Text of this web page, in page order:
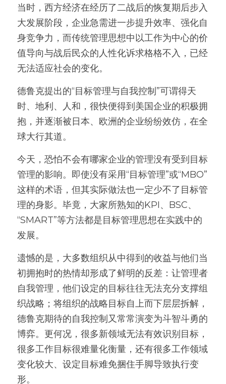
当时，西方经济在经历了二战后的恢复期后步入
大发展阶段，企业急需进一步提升效率、强化自
身竞争力，而传统管理思想中以工作为中心的价
值导向与战后民众的人性化诉求格格不入，已经
无法适应社会的变化。
德鲁克提出的“目标管理与自我控制”可谓得天
时、地利、人和，很快便得到美国企业的积极拥
抱，并逐渐被日本、欧洲的企业纷纷效仿，在全
球大行其道。
今天，恐怕不会有哪家企业的管理没有受到目标
管理的影响。即使没有采用“目标管理”或“MBO”
这样的术语，但其实际做法也一定少不了目标管
理的身影。毕竟，大家所熟知的KPI、BSC、
“SMART”等方法都是目标管理思想在实践中的
发展。
遗憾的是，大多数组织从中得到的收益与他们当
初拥抱时的热情却形成了鲜明的反差：让管理者
自我管理，他们设定的目标往往无法充分支撑组
织战略；将组织的战略目标自上而下层层拆解，
德鲁克期待的自我控制又常常演变为斗智斗勇的
博弈。更何况，很多新领域无法有效识别目标，
很多工作目标很难量化衡量，还有很多工作领域
变化较大、设定目标难免捆住手脚导致执行变
形。